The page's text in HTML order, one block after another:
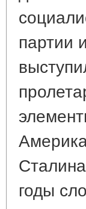
партии
годы